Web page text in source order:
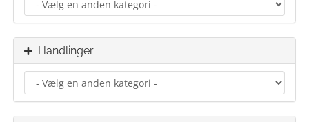
Handlinger